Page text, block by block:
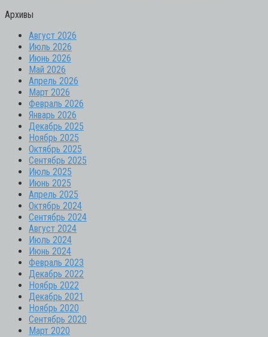
Архивы
Август 2026
Июль 2026
Июнь 2026
Май 2026
Апрель 2026
Март 2026
Февраль 2026
Январь 2026
Декабрь 2025
Ноябрь 2025
Октябрь 2025
Сентябрь 2025
Июль 2025
Июнь 2025
Апрель 2025
Октябрь 2024
Сентябрь 2024
Август 2024
Июль 2024
Июнь 2024
Февраль 2023
Декабрь 2022
Ноябрь 2022
Декабрь 2021
Ноябрь 2020
Сентябрь 2020
Март 2020